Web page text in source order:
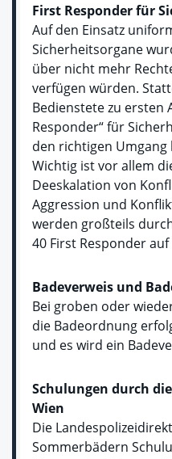
First Responder für
Auf den Einsatz
Sicherheitsorgane
über nicht mehr
verfügen würden.
Bedienstete zu ersten
Responder“ für
den richtigen
Wichtig ist vor allem
Deeskalation von
Aggression und
werden großteils
40 First Responder
Badeverweis und
Bei groben oder
die Badeordnung
und es wird ein
Schulungen durch
Wien
Die
Sommerbädern